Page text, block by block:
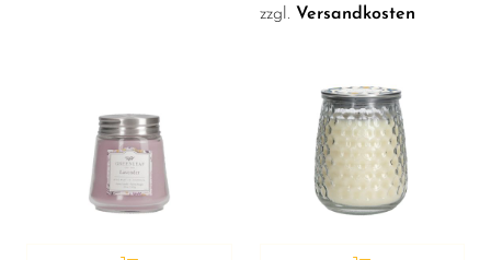
zzgl. Versandkosten